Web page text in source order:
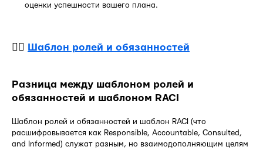
оценки успешности вашего плана.
Шаблон ролей и обязанностей
Разница между шаблоном ролей и
обязанностей и шаблоном RACI
Шаблон ролей и обязанностей и шаблон RACI (что
расшифровывается как Responsible, Accountable, Consulted,
and Informed) служат разным, но взаимодополняющим целям